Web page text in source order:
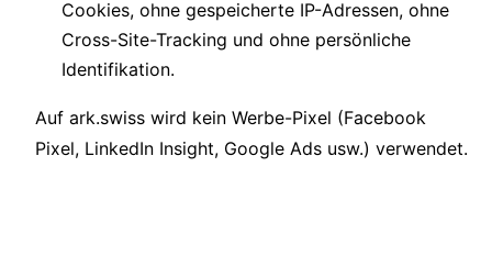
Cookies, ohne gespeicherte IP-Adressen, ohne
Cross-Site-Tracking und ohne persönliche
Identifikation.
Auf ark.swiss wird kein Werbe-Pixel (Facebook
Pixel, LinkedIn Insight, Google Ads usw.) verwendet.